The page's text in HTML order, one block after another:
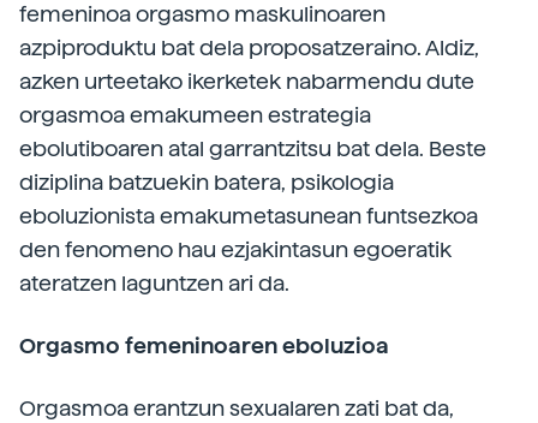
femeninoa orgasmo maskulinoaren
azpiproduktu bat dela proposatzeraino. Aldiz,
azken urteetako ikerketek nabarmendu dute
orgasmoa emakumeen estrategia
ebolutiboaren atal garrantzitsu bat dela. Beste
diziplina batzuekin batera, psikologia
eboluzionista emakumetasunean funtsezkoa
den fenomeno hau ezjakintasun egoeratik
ateratzen laguntzen ari da.
Orgasmo femeninoaren eboluzioa
Orgasmoa erantzun sexualaren zati bat da,